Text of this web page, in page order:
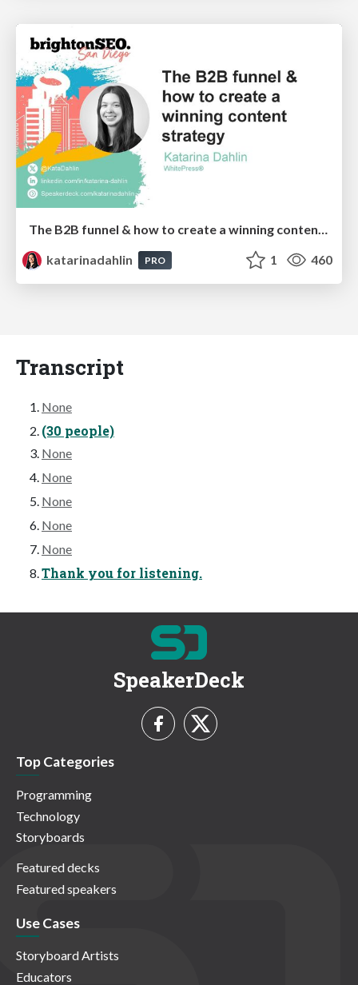
katarinadahlin
PRO 1 460
Transcript
None
(30 people)
None
None
None
None
None
Thank you for listening.
SpeakerDeck
Top Categories
Programming
Technology
Storyboards
Featured decks
Featured speakers
Use Cases
Storyboard Artists
Educators